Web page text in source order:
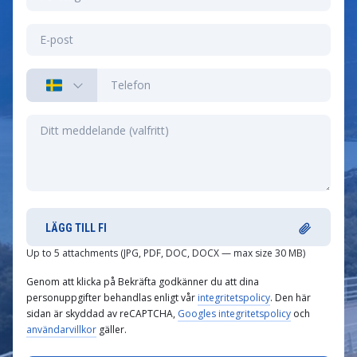
LÄGG TILL FI
Up to 5 attachments (JPG, PDF, DOC, DOCX — max size 30 MB)
Genom att klicka på Bekräfta godkänner du att dina
personuppgifter behandlas enligt vår integritetspolicy. Den här
sidan är skyddad av reCAPTCHA, Googles integritetspolicy och
användarvillkor gäller.